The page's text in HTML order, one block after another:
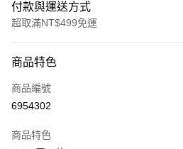
付款與運送方式
超取滿NT$499免運
信用卡一次付款
超商取貨付款
商品特色
商品編號
6954302
商品特色